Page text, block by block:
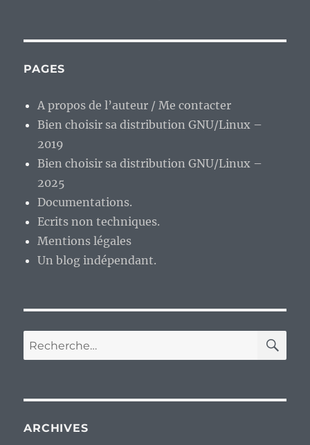
PAGES
A propos de l’auteur / Me contacter
Bien choisir sa distribution GNU/Linux –
2019
Bien choisir sa distribution GNU/Linux –
2025
Documentations.
Ecrits non techniques.
Mentions légales
Un blog indépendant.
Recherche
pour :
ARCHIVES